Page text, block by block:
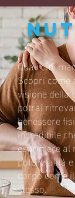
Quali cibi
Scopri come
visione della
potrai
benessere
incredibile
esprimere al
potenzialità
corpo come
stesso.